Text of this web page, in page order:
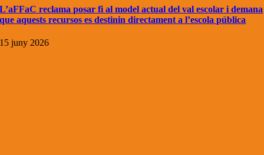
L’aFFaC reclama posar fi al model actual del val escolar i demana
que aquests recursos es destinin directament a l’escola pública
15 juny 2026